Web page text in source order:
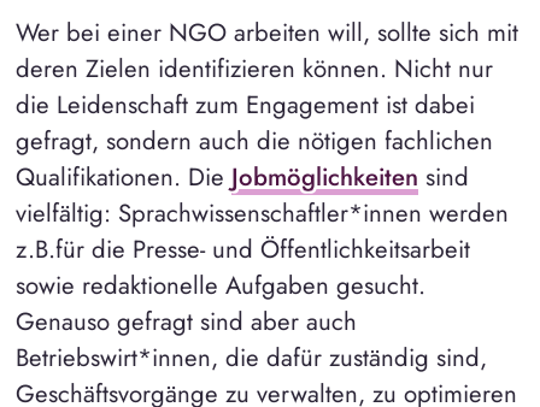
Wer bei einer NGO arbeiten will, sollte sich mit
deren Zielen identifizieren können. Nicht nur
die Leidenschaft zum Engagement ist dabei
gefragt, sondern auch die nötigen fachlichen
Qualifikationen. Die Jobmöglichkeiten sind
vielfältig: Sprachwissenschaftler*innen werden
z.B.für die Presse- und Öffentlichkeitsarbeit
sowie redaktionelle Aufgaben gesucht.
Genauso gefragt sind aber auch
Betriebswirt*innen, die dafür zuständig sind,
Geschäftsvorgänge zu verwalten, zu optimieren